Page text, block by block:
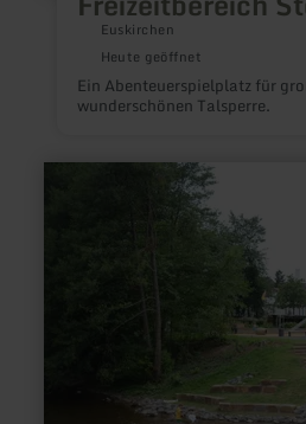
Euskirchen
Heute geöffnet
Ein Abenteuerspielplatz für
wunderschönen Talsperre.